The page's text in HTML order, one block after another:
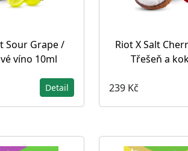
Sour Grape /
víno 10ml
Detail
Riot X Salt
Třešeň a
239 Kč